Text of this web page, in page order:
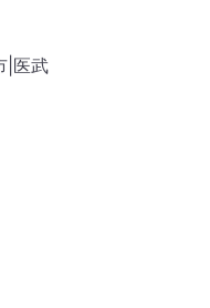
|医武